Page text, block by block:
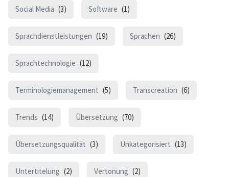
Social Media (3) Software (1)
Sprachdienstleistungen (19) Sprachen (26)
Sprachtechnologie (12)
Terminologiemanagement (5) Transcreation (6)
Trends (14) Übersetzung (70)
Übersetzungsqualität (3) Unkategorisiert (13)
Untertitelung (2) Vertonung (2)